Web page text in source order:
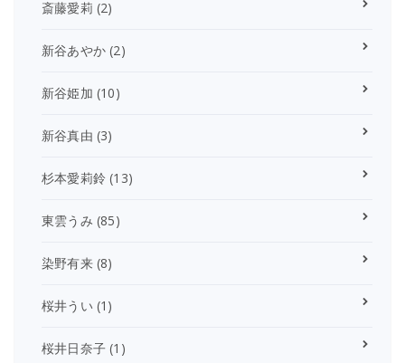
斎藤愛莉 (2)
新谷あやか (2)
新谷姫加 (10)
新谷真由 (3)
杉本愛莉鈴 (13)
東雲うみ (85)
染野有来(8)
桜井うい (1)
桜井日奈子 (1)